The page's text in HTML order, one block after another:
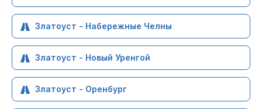
Златоуст - Набережные Челны
Златоуст - Новый Уренгой
Златоуст - Оренбург